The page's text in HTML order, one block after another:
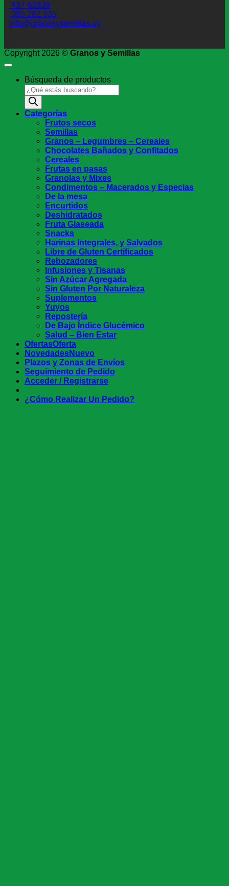
437 63839
095 282 335
info@granosysemillas.uy
Copyright 2026 © Granos y Semillas
Búsqueda de productos
Categorías
Frutos secos
Semillas
Granos – Legumbres – Cereales
Chocolates Bañados y Confitados
Cereales
Frutas en pasas
Granolas y Mixes
Condimentos – Macerados y Especias
De la mesa
Encurtidos
Deshidratados
Fruta Glaseada
Snacks
Harinas Integrales, y Salvados
Libre de Gluten Certificados
Rebozadores
Infusiones y Tisanas
Sin Azúcar Agregada
Sin Gluten Por Naturaleza
Suplementos
Yuyos
Repostería
De Bajo Índice Glucémico
Salud – Bien Estar
Ofertas
Novedades
Plazos y Zonas de Envíos
Seguimiento de Pedido
Acceder / Registrarse
¿Cómo Realizar Un Pedido?